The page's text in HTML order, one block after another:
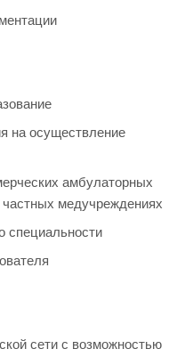
на осуществление
амбулаторных
медучреждениях
специальности
сети с возможностью